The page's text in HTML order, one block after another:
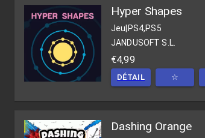
Hyper Shapes
Jeu|PS4,PS5
JANDUSOFT S.L.
€4,99
DÉTAIL ☆
Dashing Orange